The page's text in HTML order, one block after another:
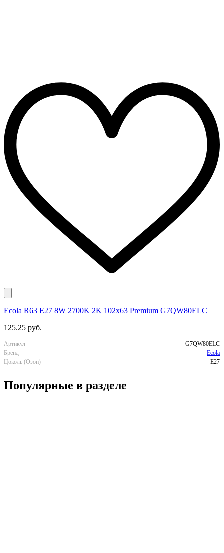
Ecola R63 E27 8W 2700K 2K 102x63 Premium G7QW80ELC
125.25 руб.
Артикул
G7QW80ELC
Бренд
Ecola
Цоколь (Озон)
E27
Популярные в разделе